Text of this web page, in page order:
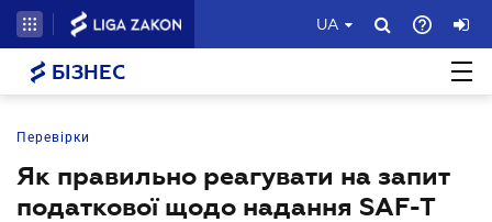
UA
БІЗНЕС
Перевірки
Як правильно реагувати на запит
податкової щодо надання SAF-T